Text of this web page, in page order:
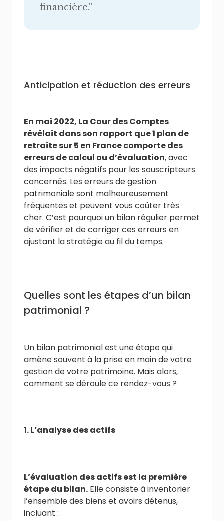
financière."
Anticipation et réduction des erreurs
En mai 2022, La Cour des Comptes
révélait dans son rapport que 1 plan de
retraite sur 5 en France comporte des
erreurs de calcul ou d’évaluation, avec
des impacts négatifs pour les souscripteurs
concernés. Les erreurs de gestion
patrimoniale sont malheureusement
fréquentes et peuvent vous coûter très
cher. C’est pourquoi un bilan régulier permet
de vérifier et de corriger ces erreurs en
ajustant la stratégie au fil du temps.
Quelles sont les étapes d’un bilan
patrimonial ?
Un bilan patrimonial est une étape qui
amène souvent à la prise en main de votre
gestion de votre patrimoine. Mais alors,
comment se déroule ce rendez-vous ?
1. L’analyse des actifs
L’évaluation des actifs est la première
étape du bilan. Elle consiste à inventorier
l’ensemble des biens et avoirs détenus,
incluant :